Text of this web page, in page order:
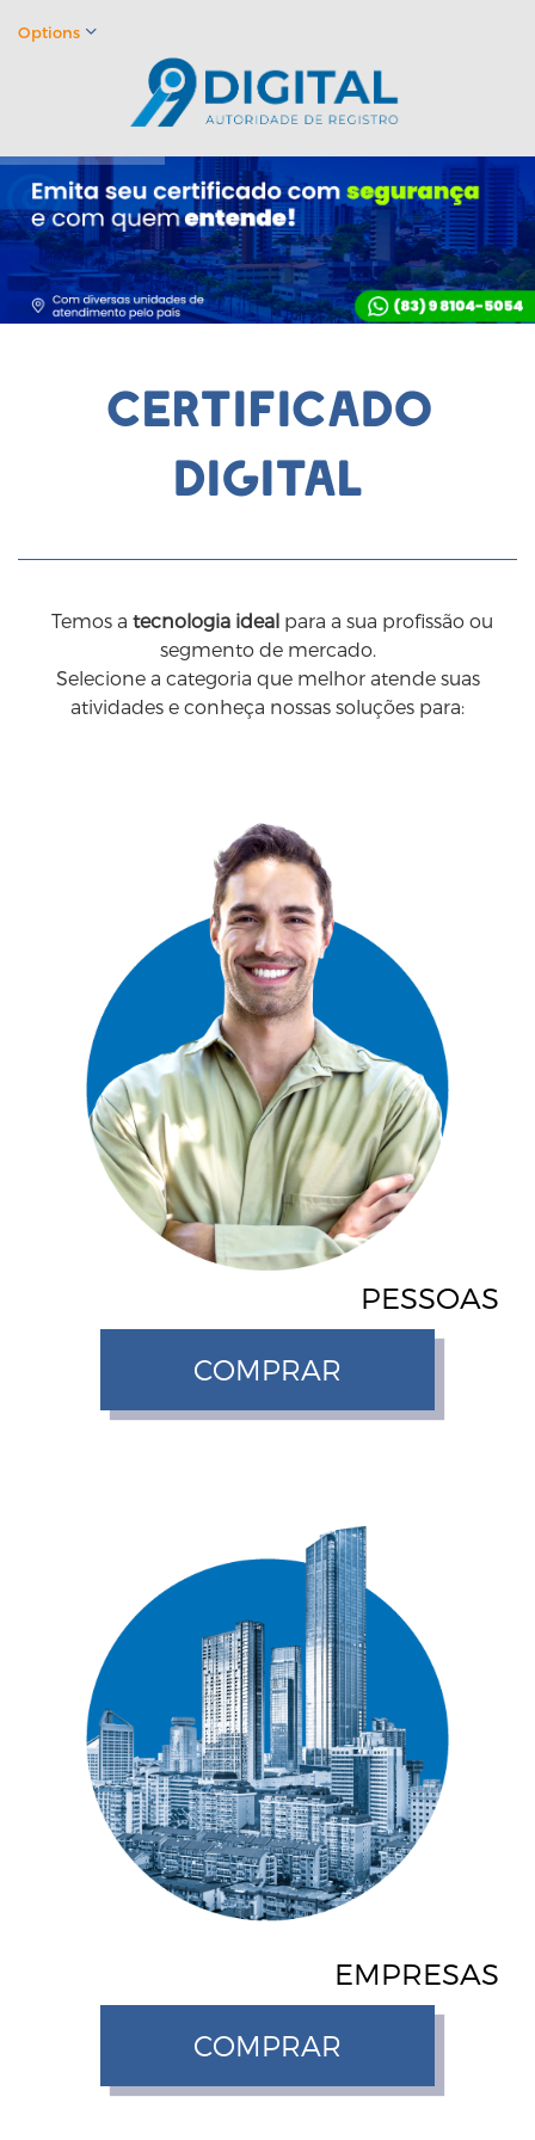
Options
certificado
digital
Temos a tecnologia ideal para a sua profissão ou
segmento de mercado.
Selecione a categoria que melhor atende suas
atividades e conheça nossas soluções para:
PESSOAS
COMPRAR
EMPRESAS
COMPRAR